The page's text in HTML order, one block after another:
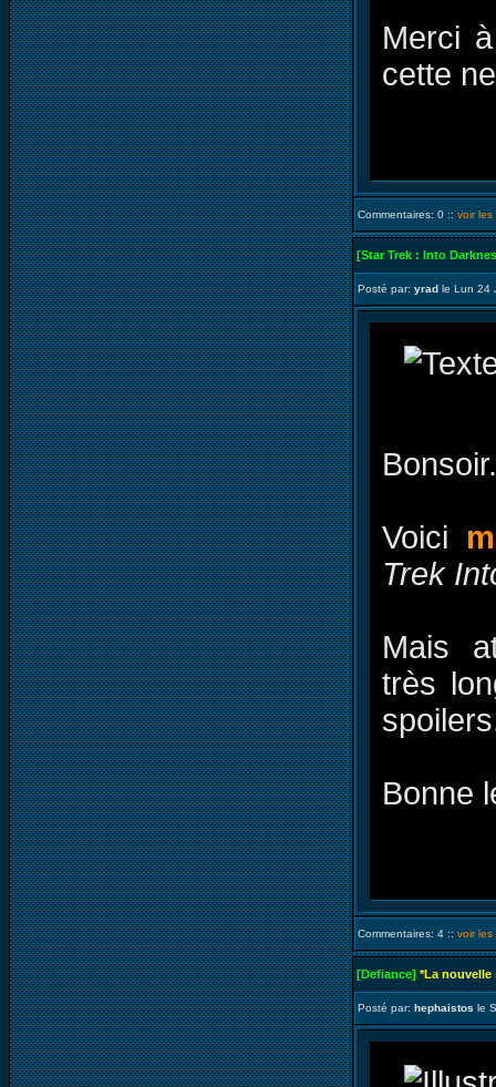
Merci
cette
Commentaires: 0 :: voir les
[Star Trek : Into
Posté par: yrad le Lun 24
Voici
Trek
Mais
très
Bonne
Commentaires: 4 :: voir les
[Defiance] *La nouvelle
Posté par: hephaistos le